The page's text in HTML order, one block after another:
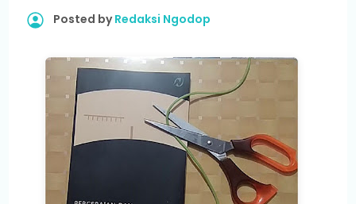
Posted byRedaksi Ngodop